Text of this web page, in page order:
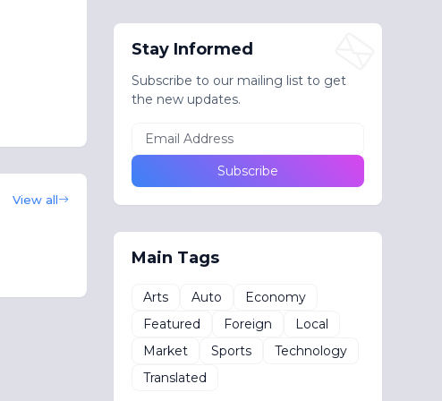
View all
Stay Informed
Subscribe to our mailing list to get
the new updates.
Main Tags
Arts Auto
Economy
Featured
Foreign
Local
Market
Sports
Technology
Translated